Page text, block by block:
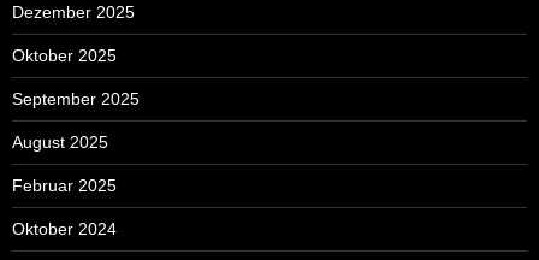
Dezember 2025
Oktober 2025
September 2025
August 2025
Februar 2025
Oktober 2024